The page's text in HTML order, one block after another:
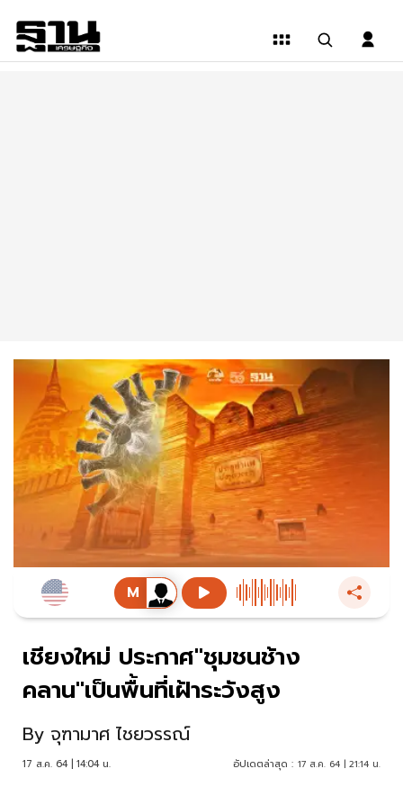
เชียงใหม่ ประกาศ"ชุมชนช้าง
คลาน"เป็นพื้นที่เฝ้าระวังสูง
By จุฑามาศ ไชยวรรณ์
17 ส.ค. 64 | 14:04 น. อัปเดตล่าสุด : 17 ส.ค. 64 | 21:14 น.